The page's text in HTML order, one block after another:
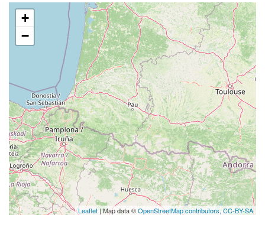
+
−
Leaflet | Map data ©OpenStreetMap contributors, CC-BY-SA